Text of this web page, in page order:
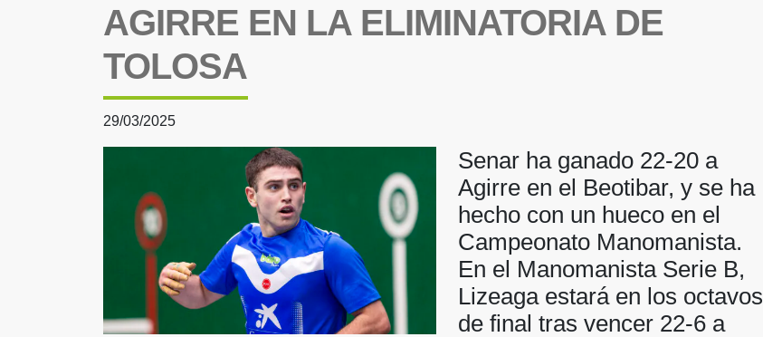
AGIRRE EN LA ELIMINATORIA DE
TOLOSA
29/03/2025
Senar ha ganado 22-20 a
Agirre en el Beotibar, y se ha
hecho con un hueco en el
Campeonato Manomanista.
En el Manomanista Serie B,
Lizeaga estará en los octavos
de final tras vencer 22-6 a